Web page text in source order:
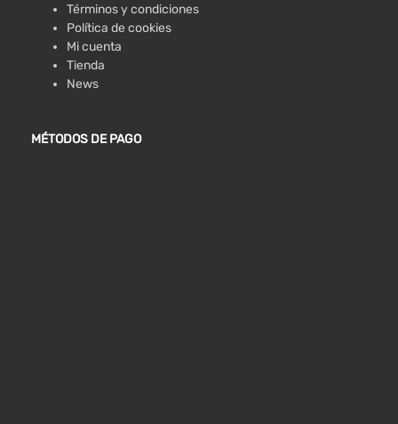
Términos y condiciones
Política de cookies
Mi cuenta
Tienda
News
MÉTODOS DE PAGO